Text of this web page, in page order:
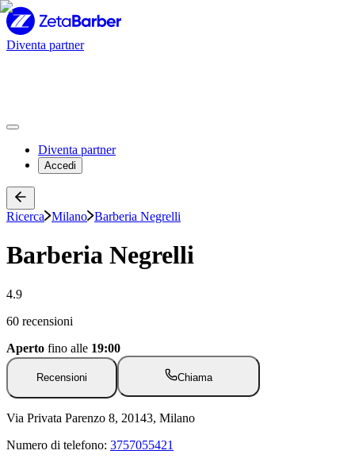
Diventa partner
Diventa partner
Accedi
Ricerca Milano Barberia Negrelli
Barberia Negrelli
4.9
60 recensioni
Aperto fino alle 19:00
Recensioni Chiama
Via Privata Parenzo 8, 20143, Milano
Numero di telefono: 3757055421